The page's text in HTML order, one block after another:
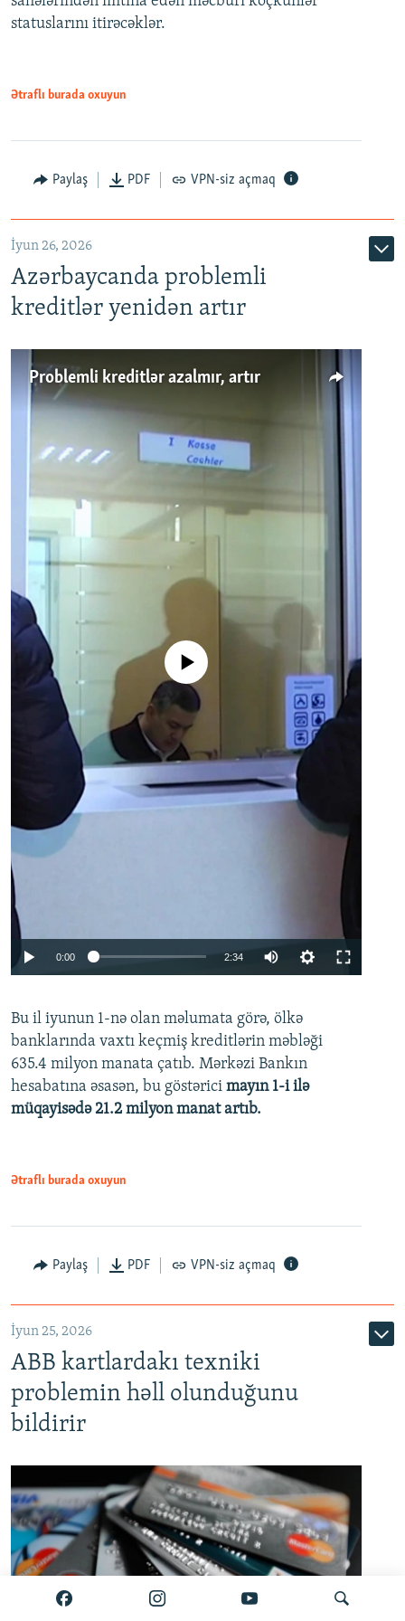
Auto 240p 360p 480p
720p 1080p
statuslarını itirəcəklər.
Ətraflı burada oxuyun
Paylaş PDF VPN-siz açmaq
İyun 26, 2026
Azərbaycanda problemli
kreditlər yenidən artır
Problemli kreditlər azalmır, artır
Auto 240p 360p 480p
720p 1080p
No media source currently available
0:00 2:34
360p
480p
720p
Bu il iyunun 1-nə olan məlumata görə, ölkə
banklarında vaxtı keçmiş kreditlərin məbləği
635.4 milyon manata çatıb. Mərkəzi Bankın
hesabatına əsasən, bu göstərici mayın 1-i ilə
müqayisədə 21.2 milyon manat artıb.
Ətraflı burada oxuyun
Paylaş PDF VPN-siz açmaq
İyun 25, 2026
ABB kartlardakı texniki
problemin həll olunduğunu
bildirir